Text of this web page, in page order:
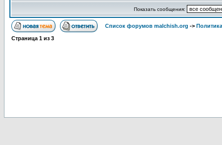
Показать сообщения:
Список форумов malchish.org ->
Страница 1 из 3